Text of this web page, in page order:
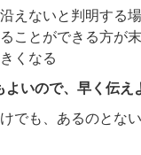
えないと判明する
ことができる方が
くなる
よいので、早く伝え
でも、あるのとな